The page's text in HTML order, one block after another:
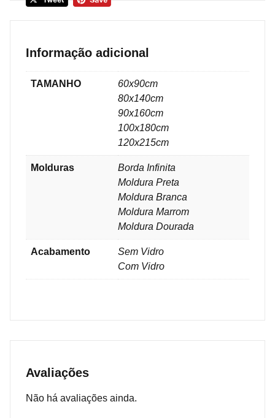
Informação adicional
TAMANHO
60x90cm
80x140cm
90x160cm
100x180cm
120x215cm
Molduras
Borda Infinita
Moldura Preta
Moldura Branca
Moldura Marrom
Moldura Dourada
Acabamento
Sem Vidro
Com Vidro
Avaliações
Não há avaliações ainda.